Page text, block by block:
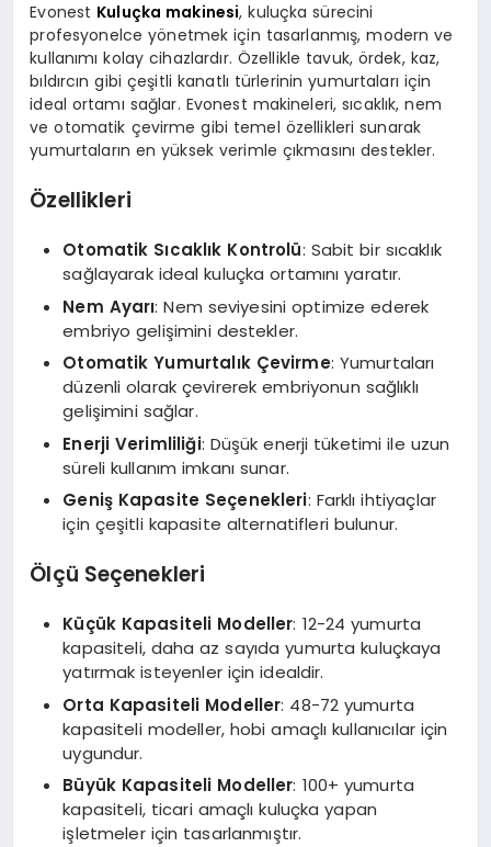
EKONOMI
EĞITIM
SIYASET
Evonest Kuluçka makinesi, kuluçka sürecini
profesyonelce yönetmek için tasarlanmış, modern ve
kullanımı kolay cihazlardır. Özellikle tavuk, ördek, kaz,
bıldırcın gibi çeşitli kanatlı türlerinin yumurtaları için
ideal ortamı sağlar. Evonest makineleri, sıcaklık, nem
ve otomatik çevirme gibi temel özellikleri sunarak
yumurtaların en yüksek verimle çıkmasını destekler.
Özellikleri
Otomatik Sıcaklık Kontrolü: Sabit bir sıcaklık
sağlayarak ideal kuluçka ortamını yaratır.
Nem Ayarı: Nem seviyesini optimize ederek
embriyo gelişimini destekler.
Otomatik Yumurtalık Çevirme: Yumurtaları
düzenli olarak çevirerek embriyonun sağlıklı
gelişimini sağlar.
Enerji Verimliliği: Düşük enerji tüketimi ile uzun
süreli kullanım imkanı sunar.
Geniş Kapasite Seçenekleri: Farklı ihtiyaçlar
için çeşitli kapasite alternatifleri bulunur.
Ölçü Seçenekleri
Küçük Kapasiteli Modeller: 12-24 yumurta
kapasiteli, daha az sayıda yumurta kuluçkaya
yatırmak isteyenler için idealdir.
Orta Kapasiteli Modeller: 48-72 yumurta
kapasiteli modeller, hobi amaçlı kullanıcılar için
uygundur.
Büyük Kapasiteli Modeller: 100+ yumurta
kapasiteli, ticari amaçlı kuluçka yapan
işletmeler için tasarlanmıştır.